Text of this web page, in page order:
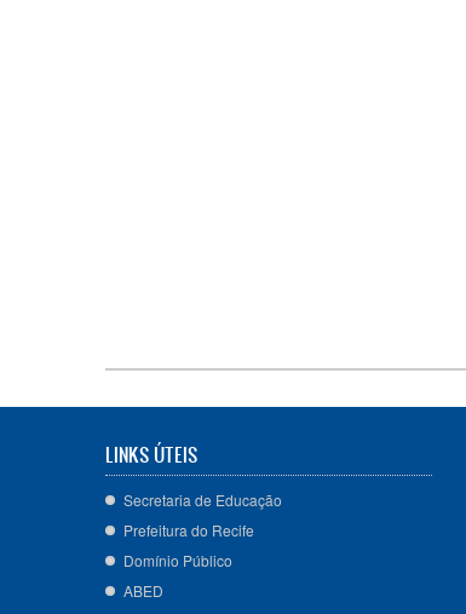
LINKS ÚTEIS
Secretaria de Educação
Prefeitura do Recife
Domínio Público
ABED